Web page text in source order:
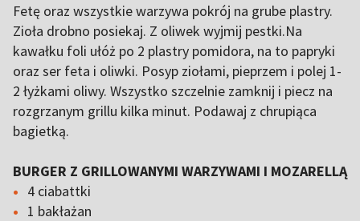
Fetę oraz wszystkie warzywa pokrój na grube plastry.
Zioła drobno posiekaj. Z oliwek wyjmij pestki.Na
kawałku foli ułóż po 2 plastry pomidora, na to papryki
oraz ser feta i oliwki. Posyp ziołami, pieprzem i polej 1-
2 łyżkami oliwy. Wszystko szczelnie zamknij i piecz na
rozgrzanym grillu kilka minut. Podawaj z chrupiąca
bagietką.
BURGER Z GRILLOWANYMI WARZYWAMI I MOZARELLĄ
4 ciabattki
1 bakłażan